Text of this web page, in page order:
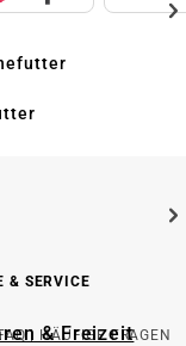
& Freizeit
& SERVICE
| HÄUFIGE FRAGEN